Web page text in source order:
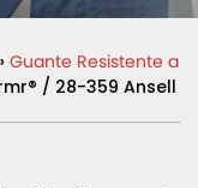
Guante Resistente a
/ 28-359 Ansell